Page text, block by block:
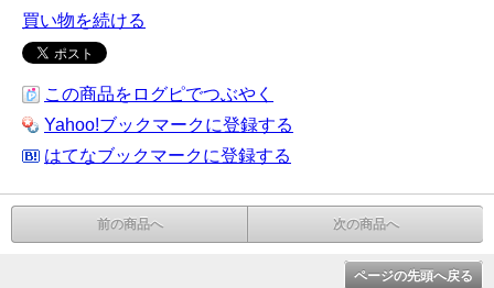
買い物を続ける
この商品をログピでつぶやく
Yahoo!ブックマークに登録する
はてなブックマークに登録する
前の商品へ 次の商品へ
ページの先頭へ戻る